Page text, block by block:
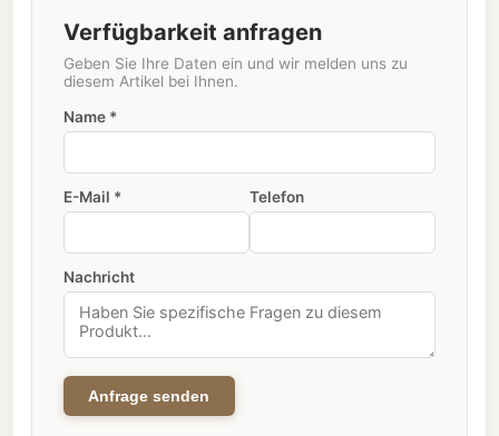
Verfügbarkeit anfragen
Geben Sie Ihre Daten ein und wir melden uns zu
diesem Artikel bei Ihnen.
Name *
E-Mail * Telefon
Nachricht
Anfrage senden